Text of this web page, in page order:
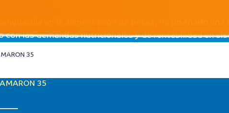
en la alimentación de peces, ha diseñado
con las demandas nutricionales y de rentabilidad en
35
35